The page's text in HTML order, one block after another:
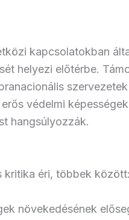
kapcsolatokban
helyezi előtérbe.
védelmi
hangsúlyozzák.
kritika éri, többek között:
növekedésének